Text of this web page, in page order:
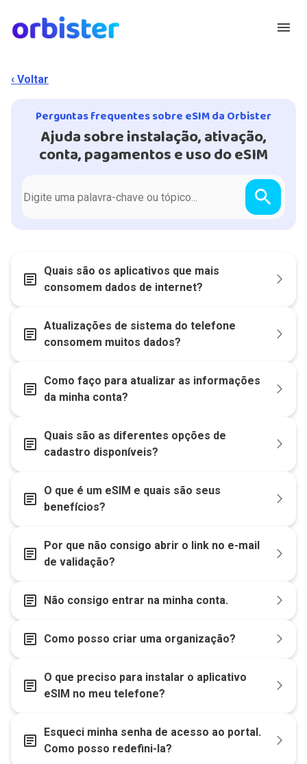
menu
‹ Voltar
Perguntas frequentes sobre eSIM da Orbister
Ajuda sobre instalação, ativação,
conta, pagamentos e uso do eSIM
search
article
Quais são os aplicativos que mais
consomem dados de internet?
article
Atualizações de sistema do telefone
consomem muitos dados?
article
Como faço para atualizar as informações
da minha conta?
article
Quais são as diferentes opções de
cadastro disponíveis?
article
O que é um eSIM e quais são seus
benefícios?
article
Por que não consigo abrir o link no e-mail
de validação?
article Não consigo entrar na minha conta.
article Como posso criar uma organização?
article
O que preciso para instalar o aplicativo
eSIM no meu telefone?
article
Esqueci minha senha de acesso ao portal.
Como posso redefini-la?